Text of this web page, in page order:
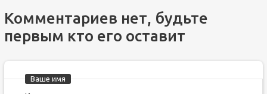
Комментариев нет, будьте
первым кто его оставит
Ваше имя